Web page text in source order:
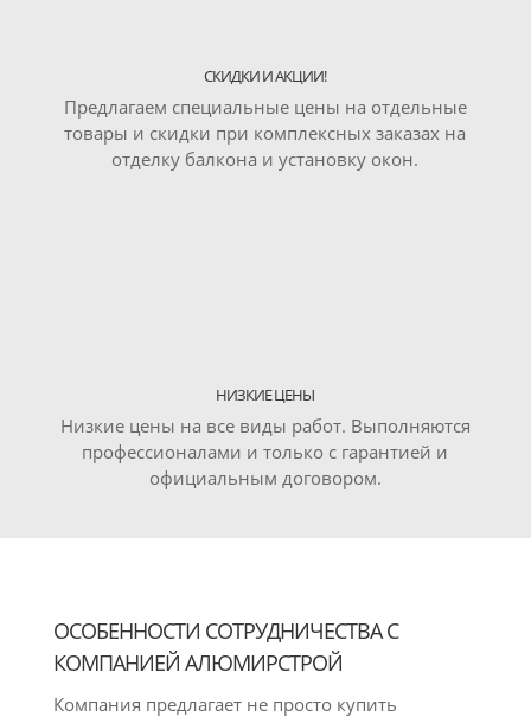
СКИДКИ И АКЦИИ!
Предлагаем специальные цены на отдельные
товары и скидки при комплексных заказах на
отделку балкона и установку окон.
НИЗКИЕ ЦЕНЫ
Низкие цены на все виды работ. Выполняются
профессионалами и только с гарантией и
официальным договором.
ОСОБЕННОСТИ СОТРУДНИЧЕСТВА С
КОМПАНИЕЙ АЛЮМИРСТРОЙ
Компания предлагает не просто купить